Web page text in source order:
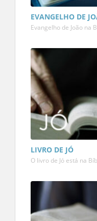
EVANGELHO DE
Evangelho de João na
LIVRO DE JÓ
O livro de Jó está na